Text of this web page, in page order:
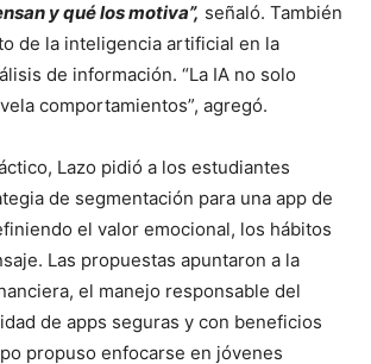
y qué los motiva”, señaló. También
de la inteligencia artificial en la
de información. “La IA no solo
comportamientos”, agregó.
Lazo pidió a los estudiantes
de segmentación para una app de
el valor emocional, los hábitos
Las propuestas apuntaron a la
el manejo responsable del
de apps seguras y con beneficios
propuso enfocarse en jóvenes